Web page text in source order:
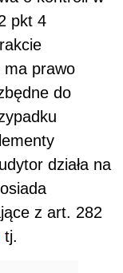
pkt 4
ma prawo
do
działa na
z art. 282
tj.